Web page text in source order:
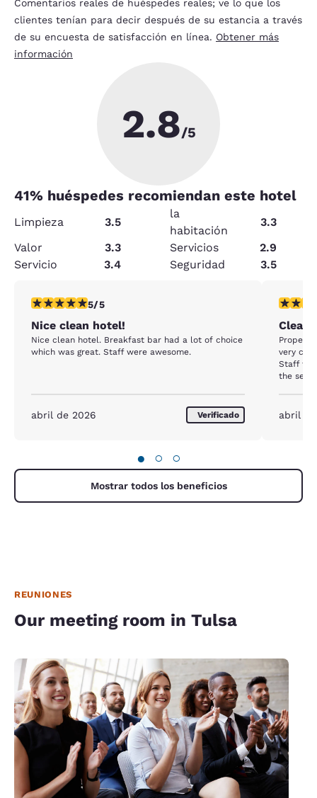
Comentarios reales de huéspedes reales; ve lo que los
clientes tenían para decir después de su estancia a través
de su encuesta de satisfacción en línea. Obtener más
información
2.8/5
41% huéspedes recomiendan este hotel
Limpieza 3.5
la
habitación
3.3
Valor
3.3 Servicios
2.9
Servicio
3.4 Seguridad 3.5
calificación de 5 estrellas. Excepcional. 1 reseña
5/5
Nice clean hotel!
Nice clean hotel. Breakfast bar had a lot of choice
which was great. Staff were awesome.
abril de 2026 Verificado
Clean
very
Staff
the
abril
● ○ ○
Mostrar todos los beneficios
REUNIONES
Our meeting room in Tulsa